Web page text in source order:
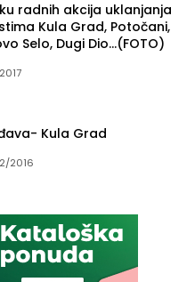
radnih akcija uklanjanja
Kula Grad, Potočani,
Selo, Dugi Dio…(FOTO)
Kula Grad
2016